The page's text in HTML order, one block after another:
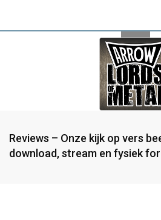
Reviews – Onze kijk op vers
download, stream en fysiek